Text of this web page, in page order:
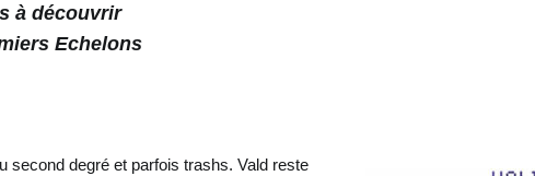
à découvrir
Echelons
second degré et parfois trashs. Vald reste